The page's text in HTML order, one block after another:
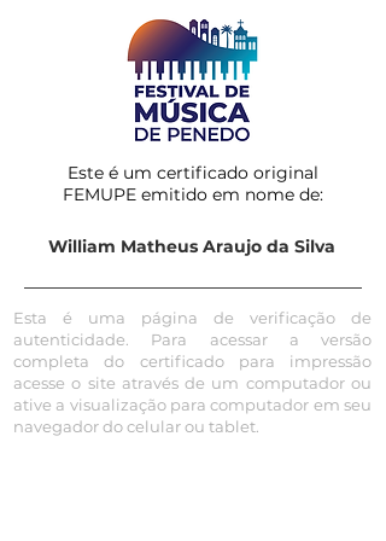
Este é um certificado original
FEMUPE emitido em nome de:
William Matheus Araujo da Silva
Esta é uma página de verificação de
autenticidade. Para acessar a versão
completa do certificado para impressão
acesse o site através de um computador ou
ative a visualização para computador em seu
navegador do celular ou tablet.